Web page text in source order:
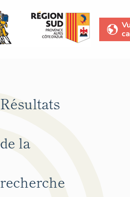
Résultats
de la
recherche